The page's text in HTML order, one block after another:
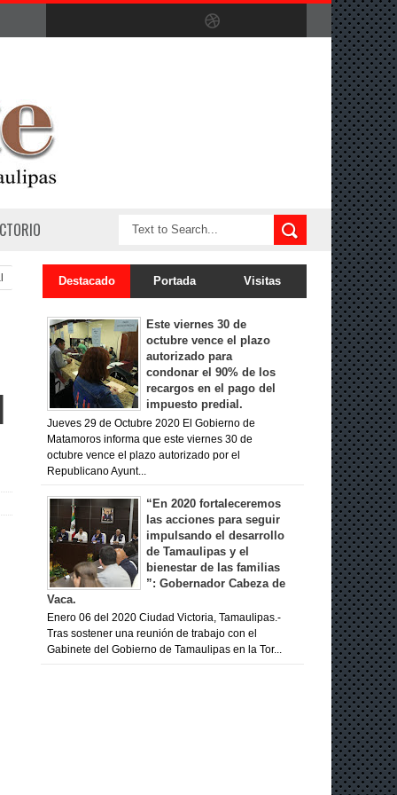
Destacado Portada Visitas
Este viernes 30 de
octubre vence el plazo
autorizado para
condonar el 90% de los
recargos en el pago del
impuesto predial.
Jueves 29 de Octubre 2020 El Gobierno de
Matamoros informa que este viernes 30 de
octubre vence el plazo autorizado por el
Republicano Ayunt...
“En 2020 fortaleceremos
las acciones para seguir
impulsando el desarrollo
de Tamaulipas y el
bienestar de las familias
”: Gobernador Cabeza de
Vaca.
Enero 06 del 2020 Ciudad Victoria, Tamaulipas.-
Tras sostener una reunión de trabajo con el
Gabinete del Gobierno de Tamaulipas en la Tor...